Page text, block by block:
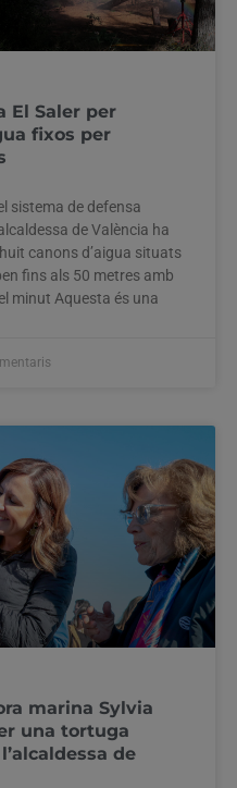
El Saler per
fixos per
sistema de defensa
de València ha
canons d’aigua situats
fins als 50 metres amb
minut Aquesta és una
marina Sylvia
una tortuga
de